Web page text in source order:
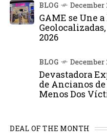
BLOG December
GAME se Une
2026
BLOG December
Devastadora
de Ancianos
Menos Dos
DEAL OF THE MONTH